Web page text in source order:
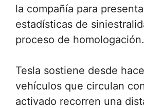
la compañía para
estadísticas de
proceso de homologación.
Tesla sostiene desde
vehículos que circulan
activado recorren una